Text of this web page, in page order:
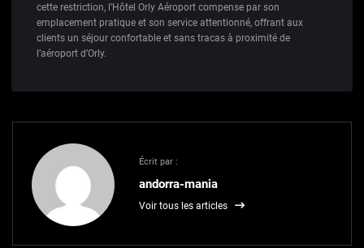
cette restriction, l’Hôtel Orly Aéroport compense par son
emplacement pratique et son service attentionné, offrant aux
clients un séjour confortable et sans tracas à proximité de
l’aéroport d’Orly.
Écrit par :
andorra-mania
Voir tous les articles